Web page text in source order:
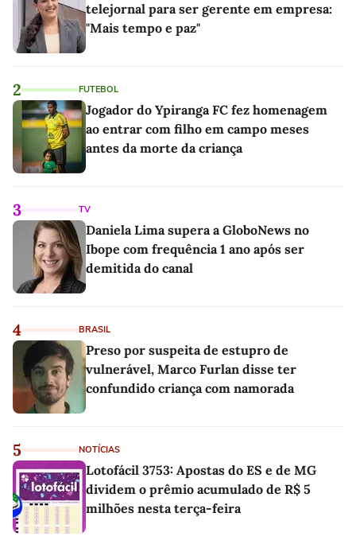
telejornal para ser gerente em empresa:
"Mais tempo e paz"
2 FUTEBOL
Jogador do Ypiranga FC fez homenagem
ao entrar com filho em campo meses
antes da morte da criança
3 TV
Daniela Lima supera a GloboNews no
Ibope com frequência 1 ano após ser
demitida do canal
4 BRASIL
Preso por suspeita de estupro de
vulnerável, Marco Furlan disse ter
confundido criança com namorada
5 NOTÍCIAS
Lotofácil 3753: Apostas do ES e de MG
dividem o prêmio acumulado de R$ 5
milhões nesta terça-feira